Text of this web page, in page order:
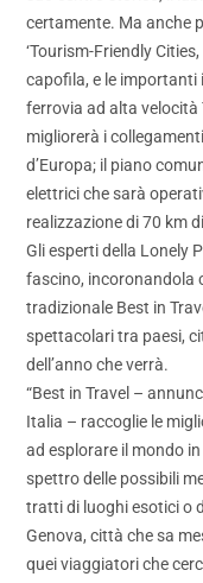
certamente. Ma anche
‘Tourism-Friendly
capofila, e le
ferrovia ad alta velocità
migliorerà i
d’Europa; il piano
elettrici che sarà
realizzazione di 70 km
Gli esperti della Lonely
fascino, incoronandola
tradizionale Best in
spettacolari tra paesi,
dell’anno che verrà.
“Best in Travel –
Italia – raccoglie le
ad esplorare il mondo
spettro delle possibili
tratti di luoghi esotici o
Genova, città che sa
quei viaggiatori che